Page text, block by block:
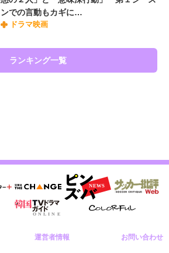
ンでの言動もカギに…
ドラマ映画
ランキング一覧
運営者情報 お問い合わせ